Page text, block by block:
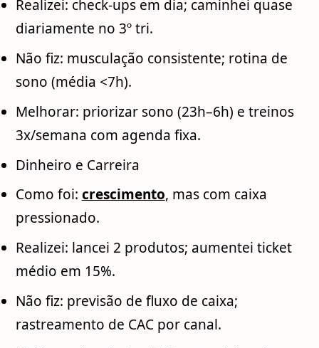
Realizei: check-ups em dia; caminhei quase
diariamente no 3º tri.
Não fiz: musculação consistente; rotina de
sono (média <7h).
Melhorar: priorizar sono (23h–6h) e treinos
3x/semana com agenda fixa.
Dinheiro e Carreira
Como foi: crescimento, mas com caixa
pressionado.
Realizei: lancei 2 produtos; aumentei ticket
médio em 15%.
Não fiz: previsão de fluxo de caixa;
rastreamento de CAC por canal.